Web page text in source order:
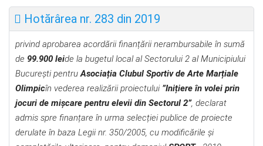
Hotărârea nr. 283 din 2019
privind aprobarea acordării finanțării nerambursabile în sumă
de 99.900 leide la bugetul local al Sectorului 2 al Municipiului
București pentruAsociația Clubul Sportiv de Arte Marțiale
Olimpicîn vederea realizăriiproiectului ”Inițiere în volei prin
jocuri de mișcare pentru elevii din Sectorul 2”, declarat
admis spre finanțare în urma selecției publice de proiecte
derulate în baza Legii nr. 350/2005, cu modificările şi